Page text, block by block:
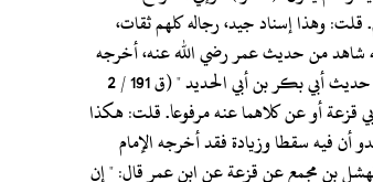
وهذا إسناد جيد، رجاله كلهم ثقات،
شاهد من حديث عمر رضي الله عنه، أخرجه
أبي بكر بن أبي الحديد " (ق 191 / 2
قزعة أو عن كلاهما عنه مرفوعا. قلت: هكذا
أن فيه سقطا وزيادة فقد أخرجه الإمام